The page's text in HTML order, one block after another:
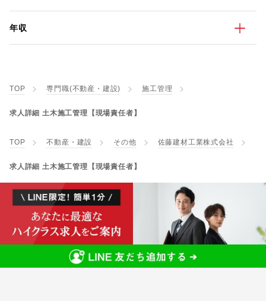
年収
TOP 専門職(不動産・建設) 施工管理
求人詳細 土木施工管理【現場責任者】
TOP 不動産・建設 その他 佐藤建材工業株式会社
求人詳細 土木施工管理【現場責任者】